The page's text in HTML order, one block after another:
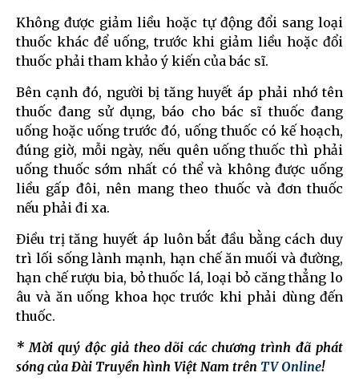
Không được giảm liều hoặc tự động đổi sang loại
thuốc khác để uống, trước khi giảm liều hoặc đổi
thuốc phải tham khảo ý kiến của bác sĩ.
Bên cạnh đó, người bị tăng huyết áp phải nhớ tên
thuốc đang sử dụng, báo cho bác sĩ thuốc đang
uống hoặc uống trước đó, uống thuốc có kế hoạch,
đúng giờ, mỗi ngày, nếu quên uống thuốc thì phải
uống thuốc sớm nhất có thể và không được uống
liều gấp đôi, nên mang theo thuốc và đơn thuốc
nếu phải đi xa.
Điều trị tăng huyết áp luôn bắt đầu bằng cách duy
trì lối sống lành mạnh, hạn chế ăn muối và đường,
hạn chế rượu bia, bỏ thuốc lá, loại bỏ căng thẳng lo
âu và ăn uống khoa học trước khi phải dùng đến
thuốc.
* Mời quý độc giả theo dõi các chương trình đã phát
sóng của Đài Truyền hình Việt Nam trên TV Online!